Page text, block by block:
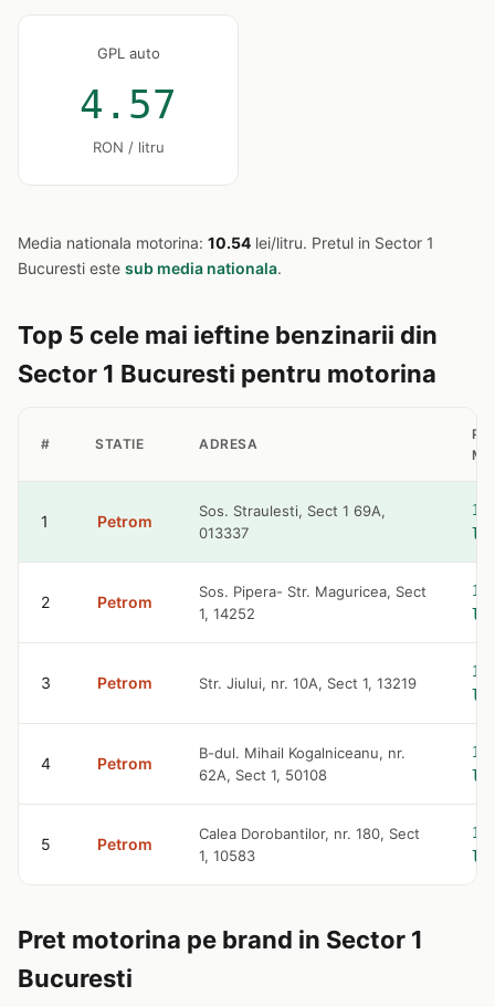
GPL auto
4.57
RON / litru
Media nationala motorina: 10.54 lei/litru. Pretul in Sector 1
Bucuresti este sub media nationala.
Top 5 cele mai ieftine benzinarii din
Sector 1 Bucuresti pentru motorina
# STATIE ADRESA
1 Petrom
Sos. Straulesti, Sect 1 69A,
013337
2 Petrom
Sos. Pipera- Str. Maguricea, Sect
1, 14252
3 Petrom Str. Jiului, nr. 10A, Sect 1, 13219
4 Petrom
B-dul. Mihail Kogalniceanu, nr.
62A, Sect 1, 50108
5 Petrom
Calea Dorobantilor, nr. 180, Sect
1, 10583
Pret motorina pe brand in Sector 1
Bucuresti